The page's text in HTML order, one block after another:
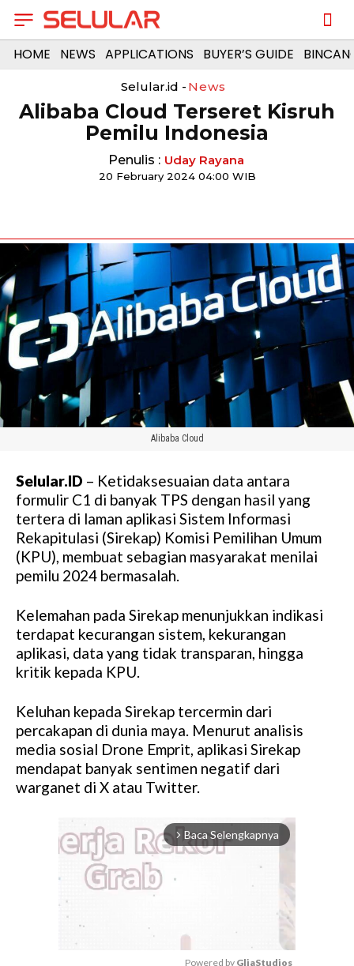
HOME NEWS APPLICATIONS BUYER’S GUIDE
Selular.id - News
Alibaba Cloud Terseret Kisruh
Pemilu Indonesia
Penulis : Uday Rayana
20 February 2024 04:00 WIB
Alibaba Cloud
Selular.ID – Ketidaksesuaian data antara
formulir C1 di banyak TPS dengan hasil yang
tertera di laman aplikasi Sistem Informasi
Rekapitulasi (Sirekap) Komisi Pemilihan Umum
(KPU), membuat sebagian masyarakat menilai
pemilu 2024 bermasalah.
Kelemahan pada Sirekap menunjukkan indikasi
terdapat kecurangan sistem, kekurangan
aplikasi, data yang tidak transparan, hingga
kritik kepada KPU.
Keluhan kepada Sirekap tercermin dari
percakapan di dunia maya. Menurut analisis
media sosial Drone Emprit, aplikasi Sirekap
mendapat banyak sentimen negatif dari
warganet di X atau Twitter.
arrow_forward_ios Baca Selengkapnya
Powered by GliaStudios